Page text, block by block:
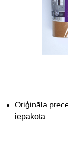
Oriģināla
iepakota